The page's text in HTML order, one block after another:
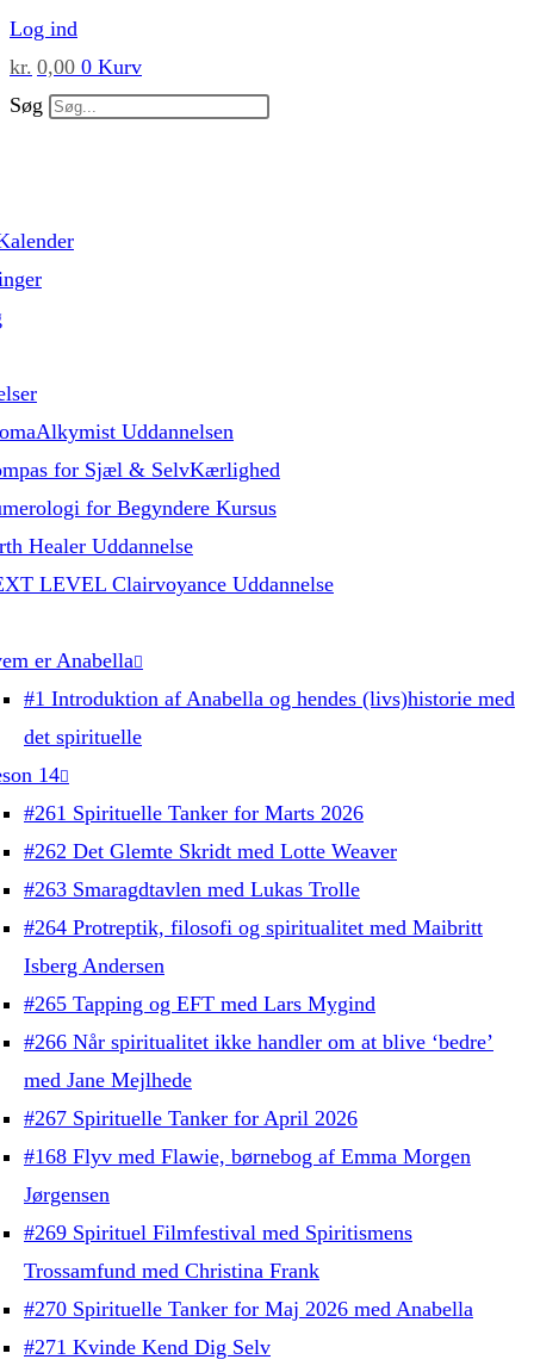
Skip
to
content
Log ind
kr. 0,00 0 Kurv
Søg
Uddannelsen
for Sjæl & SelvKærlighed
for Begyndere Kursus
Healer Uddannelse
LEVEL Clairvoyance Uddannelse
er Anabella
#1 Introduktion af Anabella og hendes (livs)historie med
det spirituelle
14
#261 Spirituelle Tanker for Marts 2026
#262 Det Glemte Skridt med Lotte Weaver
#263 Smaragdtavlen med Lukas Trolle
#264 Protreptik, filosofi og spiritualitet med Maibritt
Isberg Andersen
#265 Tapping og EFT med Lars Mygind
#266 Når spiritualitet ikke handler om at blive ‘bedre’
med Jane Mejlhede
#267 Spirituelle Tanker for April 2026
#168 Flyv med Flawie, børnebog af Emma Morgen
Jørgensen
#269 Spirituel Filmfestival med Spiritismens
Trossamfund med Christina Frank
#270 Spirituelle Tanker for Maj 2026 med Anabella
#271 Kvinde Kend Dig Selv